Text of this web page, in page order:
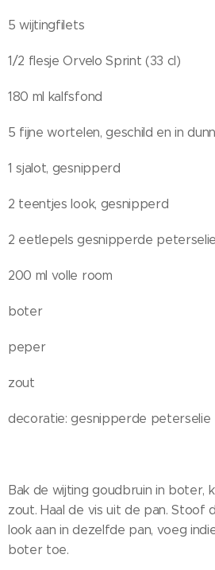
5 wijtingfilets
1/2 flesje Orvelo Sprint (33 cl)
180 ml kalfsfond
5 fijne wortelen, geschild en in
1 sjalot, gesnipperd
2 teentjes look, gesnipperd
2 eetlepels gesnipperde peterselie
200 ml volle room
boter
peper
zout
decoratie: gesnipperde peterselie
Bak de wijting goudbruin in boter,
zout. Haal de vis uit de pan. Stoof
look aan in dezelfde pan, voeg
boter toe.